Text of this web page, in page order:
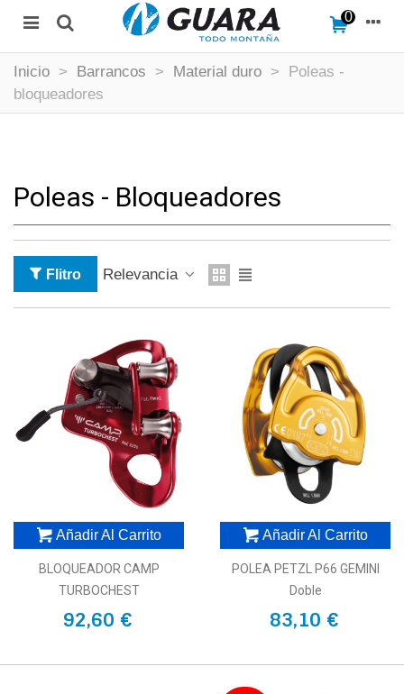
0
Inicio > Barrancos > Material duro >
Poleas -
bloqueadores
Poleas - Bloqueadores
Flitro Relevancia
Añadir Al Carrito
BLOQUEADOR CAMP
TURBOCHEST
92,60 €
Añadir Al Carrito
POLEA PETZL P66 GEMINI
Doble
83,10 €